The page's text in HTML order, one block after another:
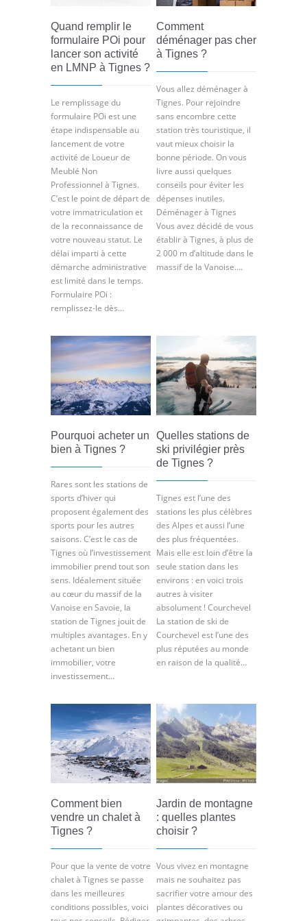
Quand remplir le
formulaire POi pour
lancer son activité
en LMNP à Tignes ?
Le remplissage du
formulaire POi est une
étape indispensable au
lancement de votre
activité de Loueur de
Meublé Non
Professionnel à Tignes.
C’est le point de départ de
votre immatriculation et
de la reconnaissance de
votre nouveau statut. Le
délai imparti à cette
démarche administrative
est limité dans le temps.
Formulaire POi :
remplissez-le dès…
Comment
déménager pas cher
à Tignes ?
Vous allez déménager à
Tignes. Pour rejoindre
sans encombre cette
station très touristique, il
vaut mieux choisir la
bonne période. On vous
livre aussi quelques
conseils pour éviter les
dépenses inutiles.
Déménager à Tignes
Vous avez décidé de vous
établir à Tignes, à plus de
2 000 m d’altitude dans le
massif de la Vanoise….
Pourquoi acheter un
bien à Tignes ?
Rares sont les stations de
sports d’hiver qui
proposent également des
sports pour les autres
saisons. C’est le cas de
Tignes où l’investissement
immobilier prend tout son
sens. Idéalement située
au cœur du massif de la
Vanoise en Savoie, la
station de Tignes jouit de
multiples avantages. En y
achetant un bien
immobilier, votre
investissement…
Quelles stations de
ski privilégier près
de Tignes ?
Tignes est l’une des
stations les plus célèbres
des Alpes et aussi l’une
des plus fréquentées.
Mais elle est loin d’être la
seule station dans les
environs : en voici trois
autres à visiter
absolument ! Courchevel
La station de ski de
Courchevel est l’une des
plus réputées au monde
en raison de la qualité…
Comment bien
vendre un chalet à
Tignes ?
Pour que la vente de votre
chalet à Tignes se passe
dans les meilleures
conditions possibles, voici
Jardin de montagne
: quelles plantes
choisir ?
Vous vivez en montagne
mais ne souhaitez pas
sacrifier votre amour des
plantes décoratives ou